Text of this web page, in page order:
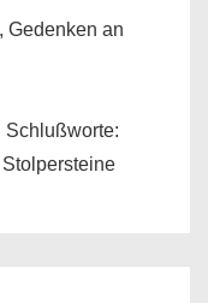
Gedenken an
Schlußworte: